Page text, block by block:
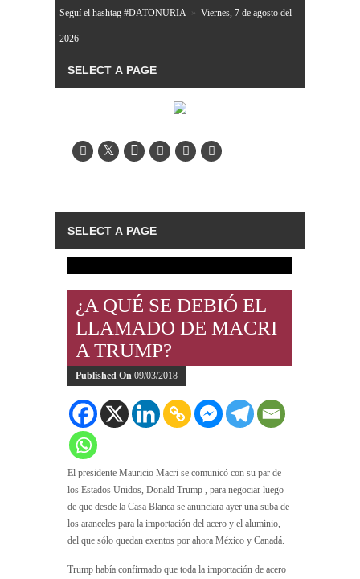
Seguí el hashtag #DATONURIA » Viernes, 7 de agosto del
2026
¿A QUÉ SE DEBIÓ EL
LLAMADO DE MACRI
A TRUMP?
Published On 09/03/2018
El presidente Mauricio Macri se comunicó con su par de
los Estados Unidos, Donald Trump , para negociar luego
de que desde la Casa Blanca se anunciara ayer una suba de
los aranceles para la importación del acero y el aluminio,
del que sólo quedan exentos por ahora México y Canadá.
Trump había confirmado que toda la importación de acero